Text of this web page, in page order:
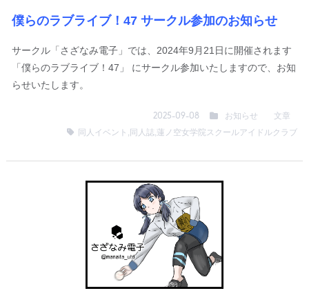
僕らのラブライブ！47 サークル参加のお知らせ
サークル「さざなみ電子」では、2024年9月21日に開催されます
「僕らのラブライブ！47」 にサークル参加いたしますので、お知
らせいたします。
2025-09-08 お知らせ
文章
同人イベント , 同人誌,蓮ノ空女学院スクールアイドルクラブ